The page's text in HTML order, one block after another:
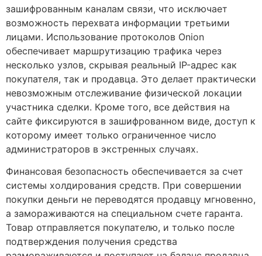
зашифрованным каналам связи, что исключает
возможность перехвата информации третьими
лицами. Использование протоколов Onion
обеспечивает маршрутизацию трафика через
несколько узлов, скрывая реальный IP-адрес как
покупателя, так и продавца. Это делает практически
невозможным отслеживание физической локации
участника сделки. Кроме того, все действия на
сайте фиксируются в зашифрованном виде, доступ к
которому имеет только ограниченное число
администраторов в экстренных случаях.
Финансовая безопасность обеспечивается за счет
системы холдирования средств. При совершении
покупки деньги не переводятся продавцу мгновенно,
а замораживаются на специальном счете гаранта.
Товар отправляется покупателю, и только после
подтверждения получения средства